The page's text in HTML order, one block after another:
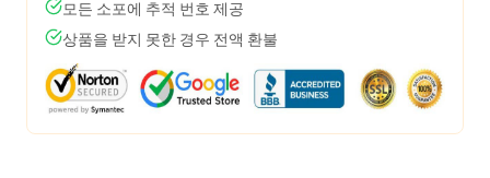
모든 소포에 추적 번호 제공
상품을 받지 못한 경우 전액 환불